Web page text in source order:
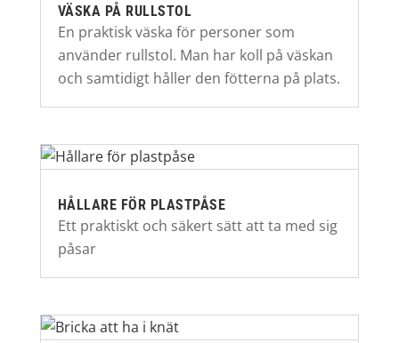
VÄSKA PÅ RULLSTOL
En praktisk väska för personer som
använder rullstol. Man har koll på väskan
och samtidigt håller den fötterna på plats.
HÅLLARE FÖR PLASTPÅSE
Ett praktiskt och säkert sätt att ta med sig
påsar